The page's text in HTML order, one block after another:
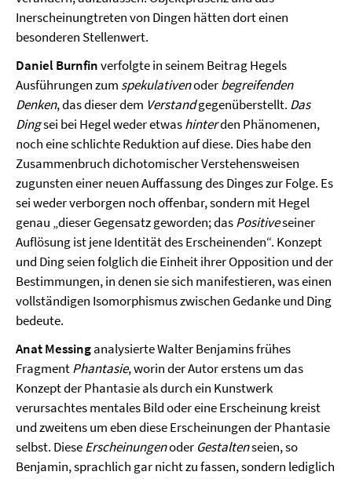
Inerscheinungtreten von Dingen hätten dort einen
besonderen Stellenwert.
Daniel Burnfinverfolgte in seinem Beitrag Hegels
Ausführungen zum spekulativenoderbegreifenden
Denken, das dieser dem Verstandgegenüberstellt. Das
Dingsei bei Hegel weder etwashinterden Phänomenen,
noch eine schlichte Reduktion auf diese. Dies habe den
Zusammenbruch dichotomischer Verstehensweisen
zugunsten einer neuen Auffassung des Dinges zur Folge. Es
sei weder verborgen noch offenbar, sondern mit Hegel
genau „dieser Gegensatz geworden; dasPositiveseiner
Auflösung ist jene Identität des Erscheinenden“. Konzept
und Ding seien folglich die Einheit ihrer Opposition und der
Bestimmungen, in denen sie sich manifestieren, was einen
vollständigen Isomorphismus zwischen Gedanke und Ding
bedeute.
Anat Messinganalysierte Walter Benjamins frühes
FragmentPhantasie, worin der Autor erstens um das
Konzept der Phantasie als durch ein Kunstwerk
verursachtes mentales Bild oder eine Erscheinung kreist
und zweitens um eben diese Erscheinungen der Phantasie
selbst. DieseErscheinungenoder Gestaltenseien, so
Benjamin, sprachlich gar nicht zu fassen, sondern lediglich